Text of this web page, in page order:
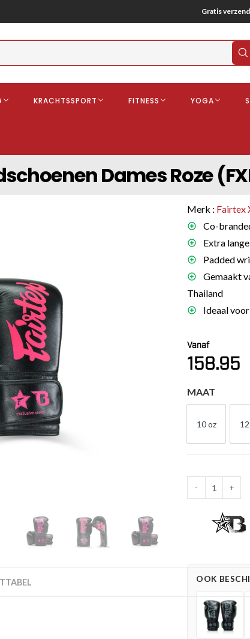
Gratis
Gebitsbescherming
trapkussens
en pads
KRACHTSSPORT FITNESS YOGA
Dames Roze
Merk : Fairtex
Co-
Extra
Padded
Gemaakt
Thailand
Ideaal
Vanaf
158.95
MAAT
10 oz
10 OZ
BG
- +
OOK